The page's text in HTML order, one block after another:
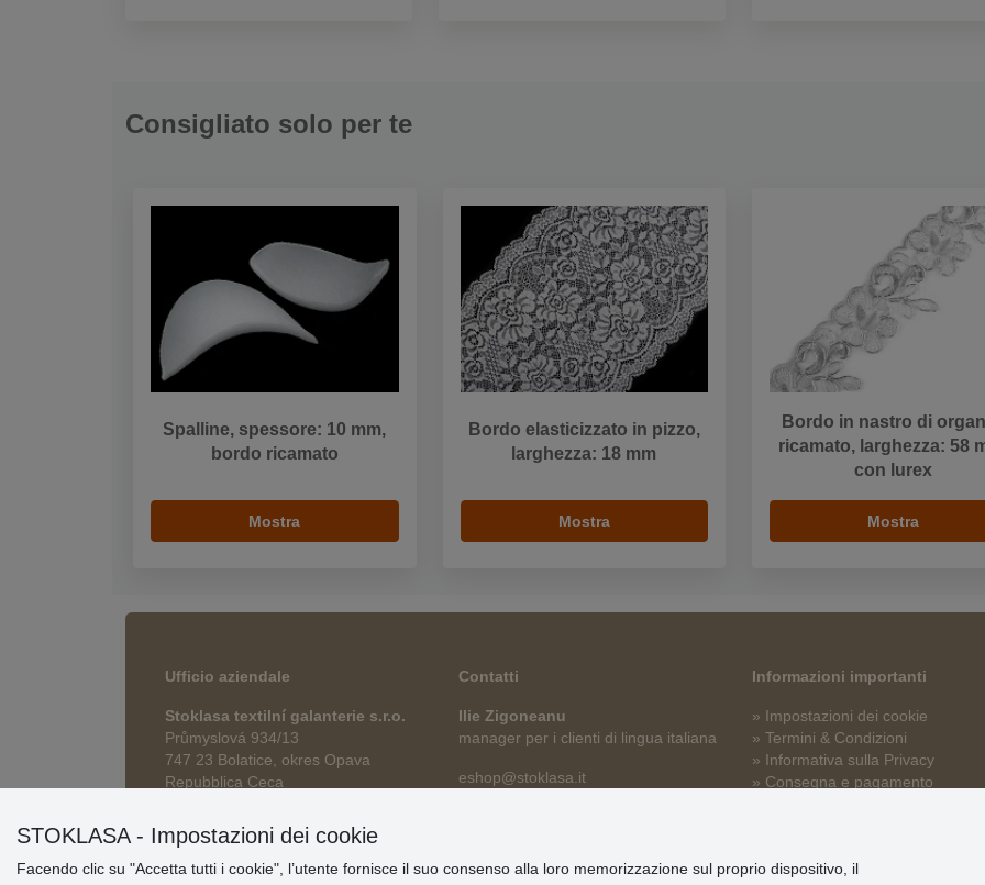
Consigliato solo per te
Spalline, spessore: 10 mm,
bordo ricamato
Mostra
Bordo elasticizzato in pizzo,
larghezza: 18 mm
Mostra
Bordo in nastro di
ricamato, larghezza: 58
con lurex
Mostra
Ufficio aziendale
Stoklasa textilní galanterie s.r.o.
Průmyslová 934/13
747 23 Bolatice, okres Opava
Repubblica Ceca
Contatti
Ilie Zigoneanu
manager per i clienti di lingua italiana
eshop@stoklasa.it
Informazioni importanti
» Impostazioni dei cookie
» Termini & Condizioni
» Informativa sulla Privacy
» Consegna e pagamento
STOKLASA - Impostazioni dei cookie
Facendo clic su "Accetta tutti i cookie", l’utente fornisce il suo consenso alla loro memorizzazione sul proprio dispositivo, il